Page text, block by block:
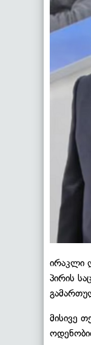
ირაკლი
პირის
მისივე